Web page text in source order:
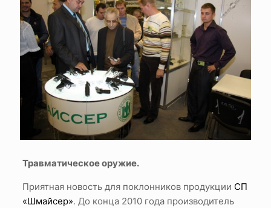
Травматическое оружие.
Приятная новость для поклонников продукции СП
«Шмайсер». До конца 2010 года производитель